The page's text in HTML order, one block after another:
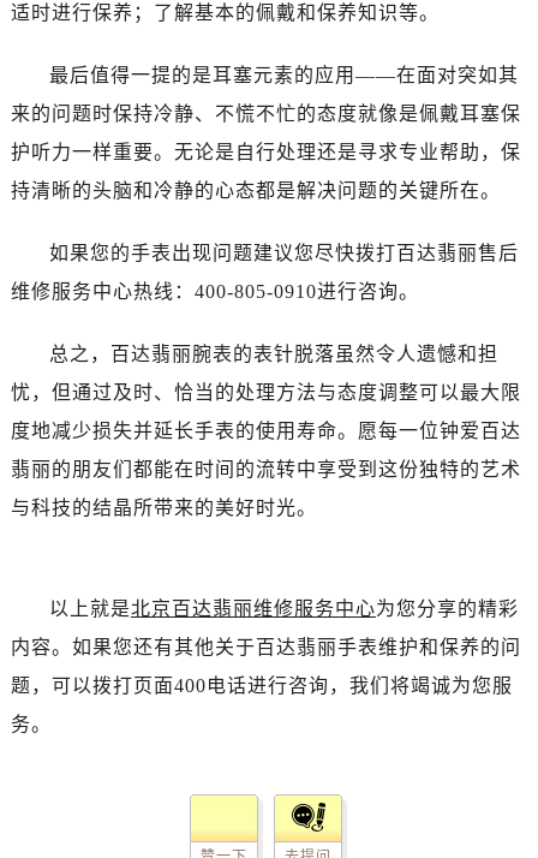
适时进行保养；了解基本的佩戴和保养知识等。
最后值得一提的是耳塞元素的应用——在面对突如其
来的问题时保持冷静、不慌不忙的态度就像是佩戴耳塞保
护听力一样重要。无论是自行处理还是寻求专业帮助，保
持清晰的头脑和冷静的心态都是解决问题的关键所在。
如果您的手表出现问题建议您尽快拨打百达翡丽售后
维修服务中心热线：400-805-0910进行咨询。
总之，百达翡丽腕表的表针脱落虽然令人遗憾和担
忧，但通过及时、恰当的处理方法与态度调整可以最大限
度地减少损失并延长手表的使用寿命。愿每一位钟爱百达
翡丽的朋友们都能在时间的流转中享受到这份独特的艺术
与科技的结晶所带来的美好时光。
以上就是北京百达翡丽维修服务中心为您分享的精彩
内容。如果您还有其他关于百达翡丽手表维护和保养的问
题，可以拨打页面400电话进行咨询，我们将竭诚为您服
务。